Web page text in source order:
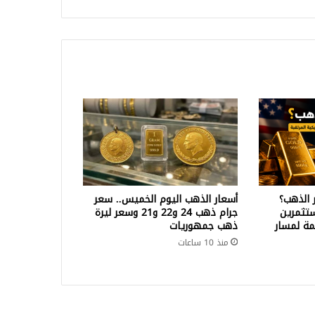
الذهب؟
لمسار
أسعار الذهب اليوم الخميس.. سعر
جرام ذهب 24 و22 و21 وسعر ليرة
ذهب جمهوريات
منذ 10 ساعات